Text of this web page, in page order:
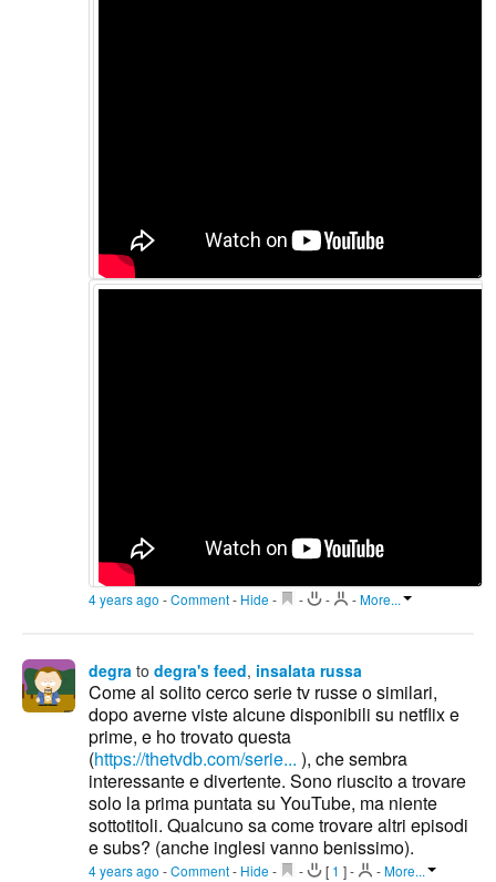
4 years ago -Comment- Hide - - - -More...
degra to degra's feed, insalata russa
Come al solito cerco serie tv russe o similari,
dopo averne viste alcune disponibili su netflix e
prime, e ho trovato questa
(https://thetvdb.com/serie... ), che sembra
interessante e divertente. Sono riuscito a trovare
solo la prima puntata su YouTube, ma niente
sottotitoli. Qualcuno sa come trovare altri episodi
e subs? (anche inglesi vanno benissimo).
4 years ago -Comment- Hide - - [ 1 ]- -More...